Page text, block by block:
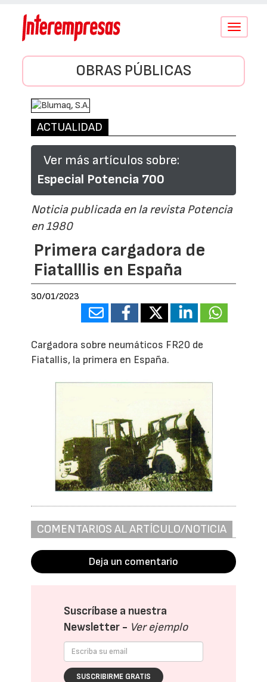
Conmutar
OBRAS PÚBLICAS
ACTUALIDAD
Ver más artículos sobre:
Especial Potencia 700
Noticia publicada en la revista Potencia
en 1980
Primera cargadora de
Fiatalllis en España
30/01/2023
Cargadora sobre neumáticos FR20 de
Fiatallis, la primera en España.
COMENTARIOS AL ARTÍCULO/NOTICIA
Deja un comentario
Suscríbase a nuestra
Newsletter - Ver ejemplo
SUSCRIBIRME GRATIS